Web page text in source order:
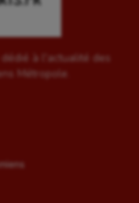
dédié à l'actualité des
Métropole.